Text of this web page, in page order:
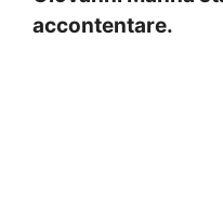
accontentare.